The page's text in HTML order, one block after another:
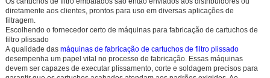
diretamente aos clientes, prontos para uso em diversas aplicações de
filtragem.
Escolhendo o fornecedor certo de máquinas para fabricação de cartuchos de
filtro plissado
A qualidade das máquinas de fabricação de cartuchos de filtro plissado
desempenha um papel vital no processo de fabricação. Essas máquinas
devem ser capazes de executar plissamento, corte e soldagem precisos para